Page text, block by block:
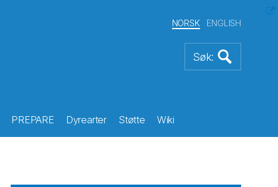
NORSK ENGLISH
PREPARE Dyrearter Støtte Wiki